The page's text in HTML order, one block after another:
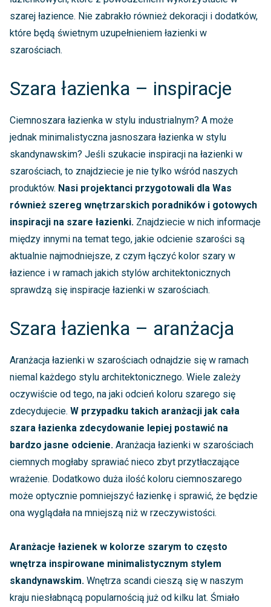
szarej łazience. Nie zabrakło również dekoracji i dodatków,
które będą świetnym uzupełnieniem łazienki w
szarościach.
Szara łazienka – inspiracje
Ciemnoszara łazienka w stylu industrialnym? A może
jednak minimalistyczna jasnoszara łazienka w stylu
skandynawskim? Jeśli szukacie inspiracji na łazienki w
szarościach, to znajdziecie je nie tylko wśród naszych
produktów. Nasi projektanci przygotowali dla Was
również szereg wnętrzarskich poradników i gotowych
inspiracji na szare łazienki. Znajdziecie w nich informacje
między innymi na temat tego, jakie odcienie szarości są
aktualnie najmodniejsze, z czym łączyć kolor szary w
łazience i w ramach jakich stylów architektonicznych
sprawdzą się inspiracje łazienki w szarościach.
Szara łazienka – aranżacja
Aranżacja łazienki w szarościach odnajdzie się w ramach
niemal każdego stylu architektonicznego. Wiele zależy
oczywiście od tego, na jaki odcień koloru szarego się
zdecydujecie. W przypadku takich aranżacji jak cała
szara łazienka zdecydowanie lepiej postawić na
bardzo jasne odcienie. Aranżacja łazienki w szarościach
ciemnych mogłaby sprawiać nieco zbyt przytłaczające
wrażenie. Dodatkowo duża ilość koloru ciemnoszarego
może optycznie pomniejszyć łazienkę i sprawić, że będzie
ona wyglądała na mniejszą niż w rzeczywistości.
Aranżacje łazienek w kolorze szarym to często
wnętrza inspirowane minimalistycznym stylem
skandynawskim. Wnętrza scandi cieszą się w naszym
kraju niesłabnącą popularnością już od kilku lat. Śmiało